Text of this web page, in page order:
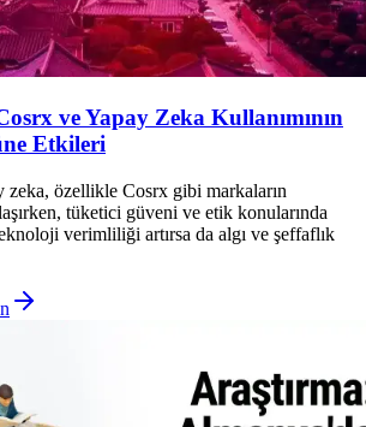
ve Yapay Zeka Kullanımının
Etkileri
zeka, özellikle Cosrx gibi markaların
tüketici güveni ve etik konularında
verimliliği artırsa da algı ve şeffaflık